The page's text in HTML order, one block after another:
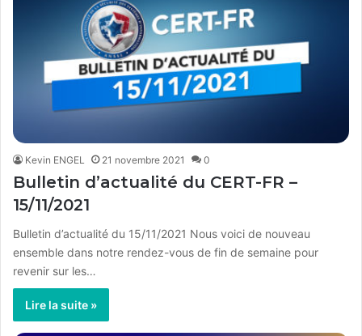
Kevin ENGEL 21 novembre 2021 0
Bulletin d’actualité du CERT-FR –
15/11/2021
Bulletin d’actualité du 15/11/2021 Nous voici de nouveau
ensemble dans notre rendez-vous de fin de semaine pour
revenir sur les…
Lire la suite »